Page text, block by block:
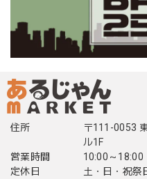
住所
〒111-0053
ル1F
営業時間
10:00～18:00
定休日
土・日・祝祭